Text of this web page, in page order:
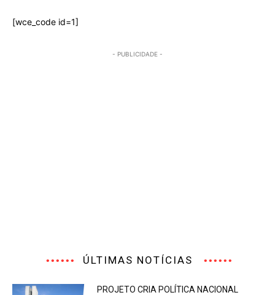
[wce_code id=1]
- PUBLICIDADE -
ÚLTIMAS NOTÍCIAS
PROJETO CRIA POLÍTICA NACIONAL